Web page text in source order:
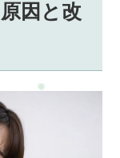
因と改